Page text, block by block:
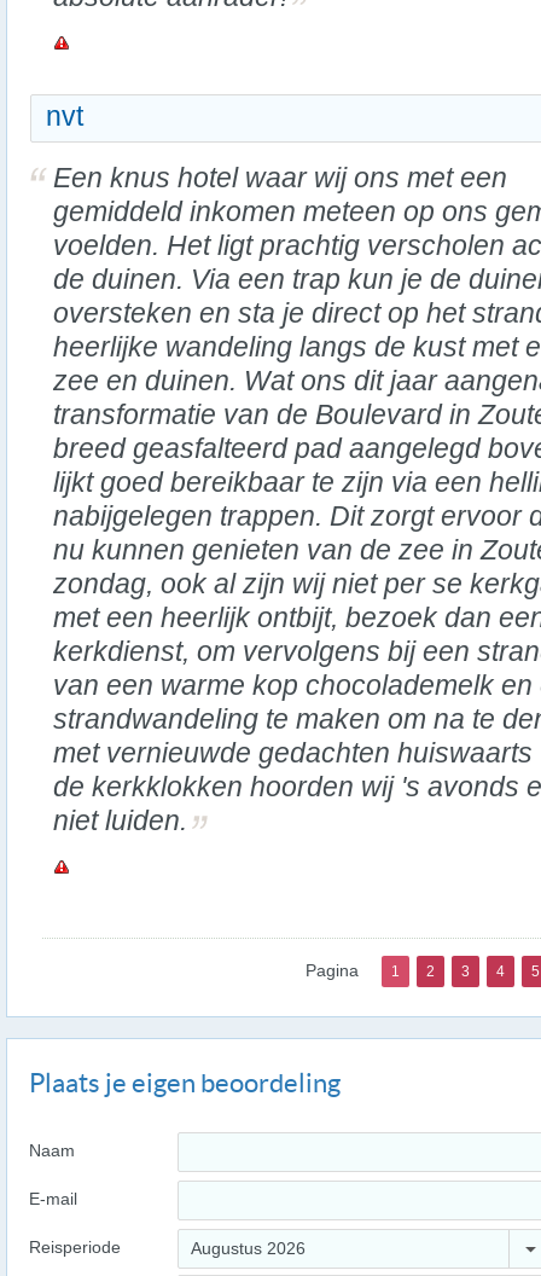
nvt
Een knus hotel waar wij ons met een
gemiddeld inkomen meteen op ons
voelden. Het ligt prachtig verscholen
de duinen. Via een trap kun je de
oversteken en sta je direct op het
heerlijke wandeling langs de kust met
zee en duinen. Wat ons dit jaar
transformatie van de Boulevard in
breed geasfalteerd pad aangelegd
lijkt goed bereikbaar te zijn via een
nabijgelegen trappen. Dit zorgt ervoor
nu kunnen genieten van de zee in
zondag, ook al zijn wij niet per se
met een heerlijk ontbijt, bezoek dan
kerkdienst, om vervolgens bij een
van een warme kop chocolademelk en
strandwandeling te maken om na te
met vernieuwde gedachten
de kerkklokken hoorden wij 's avonds
niet luiden.
Pagina 1 2 3 4 5
Plaats je eigen beoordeling
Naam
E-mail
Reisperiode Augustus 2026